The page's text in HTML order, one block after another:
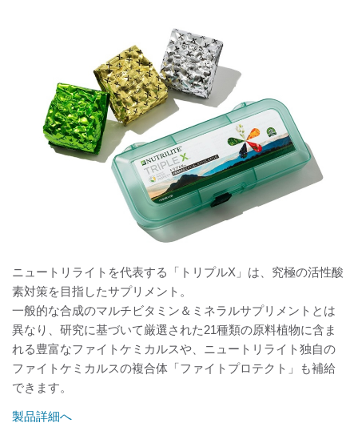
ニュートリライトを代表する「トリプルX」は、究極の活性酸
素対策を目指したサプリメント。
一般的な合成のマルチビタミン＆ミネラルサプリメントとは
異なり、研究に基づいて厳選された21種類の原料植物に含ま
れる豊富なファイトケミカルスや、ニュートリライト独自の
ファイトケミカルスの複合体「ファイトプロテクト」も補給
できます。
製品詳細へ